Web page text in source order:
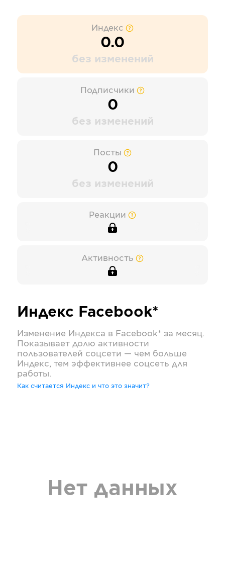
Индекс
0.0
без изменений
Подписчики
0
без изменений
Посты
0
без изменений
Реакции
Активность
Индекс Facebook*
Изменение Индекса в Facebook* за месяц.
Показывает долю активности
пользователей соцсети — чем больше
Индекс, тем эффективнее соцсеть для
работы.
Как считается Индекс и что это значит?
Нет данных